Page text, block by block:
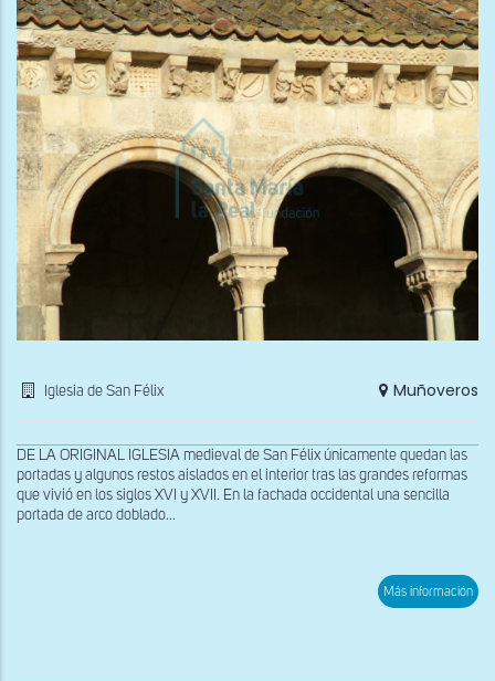
Iglesia de San Félix Muñoveros
DE LA ORIGINAL IGLESIA medieval de San Félix únicamente quedan las
portadas y algunos restos aislados en el interior tras las grandes reformas
que vivió en los siglos XVI y XVII. En la fachada occidental una sencilla
portada de arco doblado...
Más información
Pila